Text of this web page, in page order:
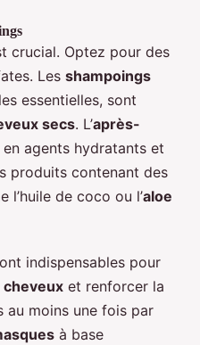
crucial. Optez pour des
Les shampoings
essentielles, sont
secs. L’après-
agents hydratants et
produits contenant des
l’huile de coco ou l’aloe
indispensables pour
cheveux et renforcer la
au moins une fois par
à base